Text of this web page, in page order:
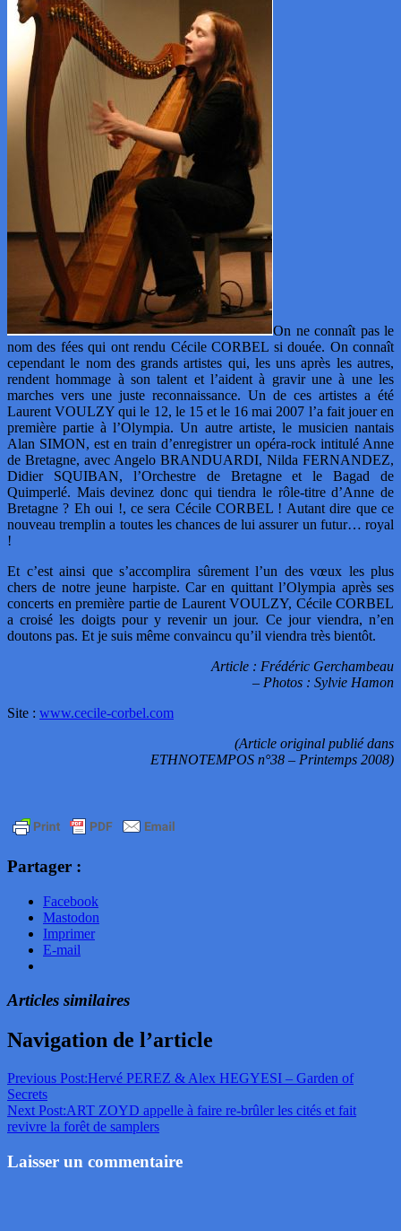
On ne connaît pas le
nom des fées qui ont rendu Cécile CORBEL si douée. On connaît
cependant le nom des grands artistes qui, les uns après les autres,
rendent hommage à son talent et l’aident à gravir une à une les
marches vers une juste reconnaissance. Un de ces artistes a été
Laurent VOULZY qui le 12, le 15 et le 16 mai 2007 l’a fait jouer en
première partie à l’Olympia. Un autre artiste, le musicien nantais
Alan SIMON, est en train d’enregistrer un opéra-rock intitulé Anne
de Bretagne, avec Angelo BRANDUARDI, Nilda FERNANDEZ,
Didier SQUIBAN, l’Orchestre de Bretagne et le Bagad de
Quimperlé. Mais devinez donc qui tiendra le rôle-titre d’Anne de
Bretagne ? Eh oui !, ce sera Cécile CORBEL ! Autant dire que ce
nouveau tremplin a toutes les chances de lui assurer un futur… royal
!
Et c’est ainsi que s’accomplira sûrement l’un des vœux les plus
chers de notre jeune harpiste. Car en quittant l’Olympia après ses
concerts en première partie de Laurent VOULZY, Cécile CORBEL
a croisé les doigts pour y revenir un jour. Ce jour viendra, n’en
doutons pas. Et je suis même convaincu qu’il viendra très bientôt.
Article : Frédéric Gerchambeau
– Photos : Sylvie Hamon
Site : www.cecile-corbel.com
(Article original publié dans
ETHNOTEMPOS n°38 – Printemps 2008)
Partager :
Facebook
Mastodon
Imprimer
E-mail
Articles similaires
Navigation de l’article
Previous Post:Hervé PEREZ & Alex HEGYESI – Garden of
Secrets
Next Post:ART ZOYD appelle à faire re-brûler les cités et fait
revivre la forêt de samplers
Laisser un commentaire